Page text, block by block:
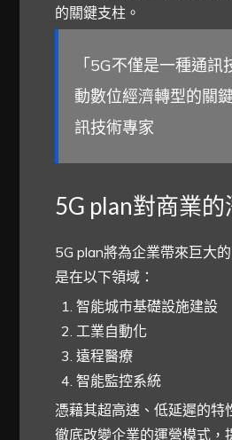
的關鍵支柱。
「5G不僅是一種通訊
動數位經濟轉型的關
訊技術專家
5G plan對商業
5G plan將為企業帶來巨大
是在以下領域：
智能城市基礎設施建設
工業自動化
遠程醫療
智能監控系統
憑藉其超高速、低延遲的特
徹底改變企業的運營模式，